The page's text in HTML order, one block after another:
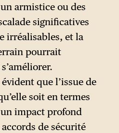
armistice ou des
significatives
irréalisables, et la
pourrait
que l’issue de
soit en termes
impact profond
de sécurité